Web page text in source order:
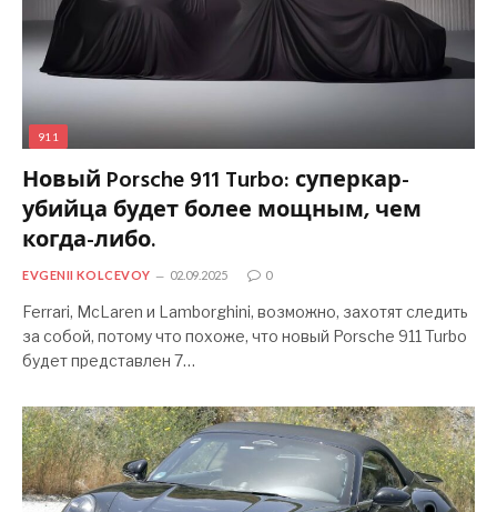
911
Новый Porsche 911 Turbo: суперкар-
убийца будет более мощным, чем
когда-либо.
EVGENII KOLCEVOY 02.09.2025 0
Ferrari, McLaren и Lamborghini, возможно, захотят следить
за собой, потому что похоже, что новый Porsche 911 Turbo
будет представлен 7…